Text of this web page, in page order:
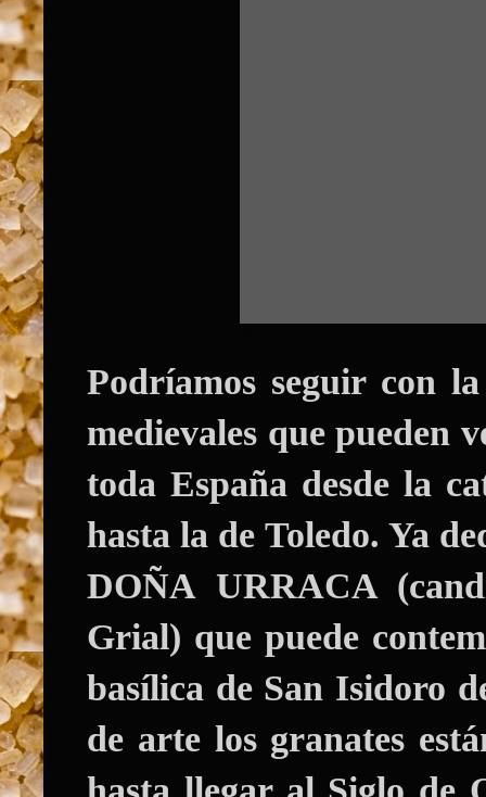
Podríamos seguir con
medievales que pueden
toda España desde la
hasta la de Toledo. Ya
DOÑA URRACA
Grial) que puede
basílica de San Isidoro
de arte los granates